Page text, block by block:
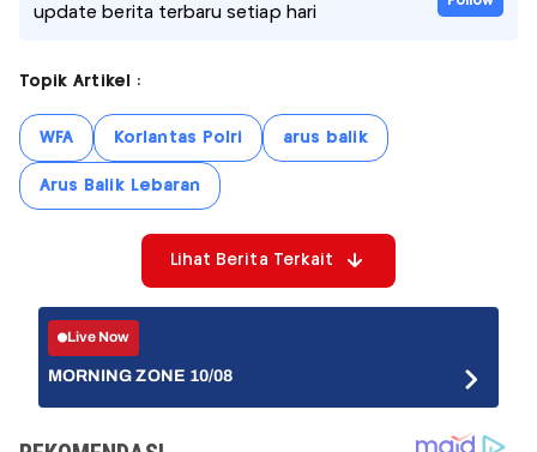
update berita terbaru setiap hari
Topik Artikel :
WFA Korlantas Polri arus balik
Arus Balik Lebaran
Lihat Berita Terkait
Live Now
MORNING ZONE 10/08